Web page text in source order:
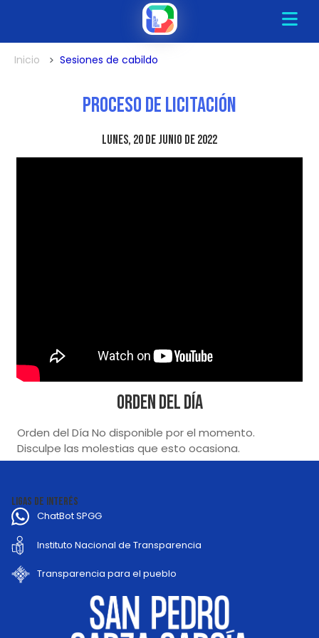
Inicio Sesiones de cabildo
Proceso de Licitación
lunes, 20 de junio de 2022
Orden del Día
Orden del Día No disponible por el momento.
Disculpe las molestias que esto ocasiona.
LIGAS DE INTERÉS
ChatBot SPGG
Instituto Nacional de Transparencia
Transparencia para el pueblo